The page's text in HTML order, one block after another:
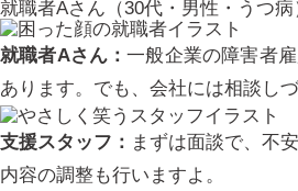
就職者Aさん（30代・男性・うつ病
就職者Aさん：一般企業の障害者
あります。でも、会社には相談し
支援スタッフ： まずは面談で、不
内容の調整も行いますよ。